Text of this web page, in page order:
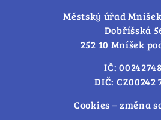
Městský úřad
Dobříšská
252 10 Mníšek
IČ: 00242748
DIČ: CZ00242
Cookies – změna